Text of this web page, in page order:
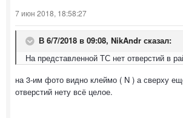
7 июн 2018, 18:58:27
В 6/7/2018 в 09:08, NikAndr сказал:
На представленной ТС нет отверстий в
на 3-им фото видно клеймо ( N ) а сверху
отверстий нету всё целое.